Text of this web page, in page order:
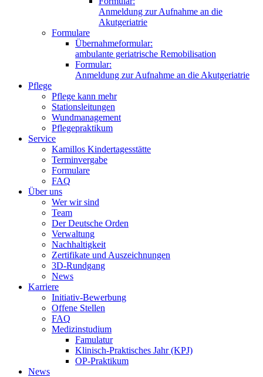
Anmeldung zur Aufnahme an die
Akutgeriatrie
Formulare
Übernahmeformular:
ambulante geriatrische Remobilisation
Formular:
Anmeldung zur Aufnahme an die Akutgeriatrie
Pflege
Pflege kann mehr
Stationsleitungen
Wundmanagement
Pflegepraktikum
Service
Kamillos Kindertagesstätte
Terminvergabe
Formulare
FAQ
Über uns
Wer wir sind
Team
Der Deutsche Orden
Verwaltung
Nachhaltigkeit
Zertifikate und Auszeichnungen
3D-Rundgang
News
Karriere
Initiativ-Bewerbung
Offene Stellen
FAQ
Medizinstudium
Famulatur
Klinisch-Praktisches Jahr (KPJ)
OP-Praktikum
News